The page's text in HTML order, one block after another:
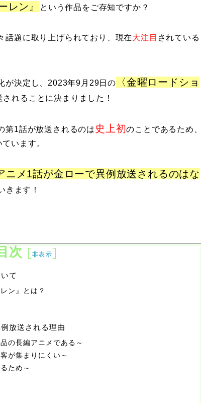
レン 』 という作品をご存知ですか？
話題に取り上げられており、現在大注目 されている
が決定し、2023年9月29日の 〈金曜ロードショ
れることに決まりました！
第1話が放送されるのは 史上初のことであるため、
います。
ニメ1話が金ローで異例放送されるのはな
きます！
次 [非表示]
て
ン』とは？
放送される理由
の長編アニメである～
が集まりにくい～
ため～